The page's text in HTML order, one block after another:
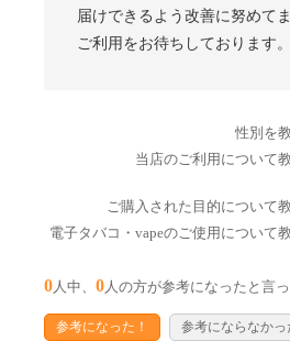
届けできるよう改善に努めて
ご利用をお待ちしております。
性別を
当店のご利用について
ご購入された目的について
電子タバコ・vapeのご使用について
0人中、 0人の方が参考になったと言っ
参考になった！ 参考にならなかっ